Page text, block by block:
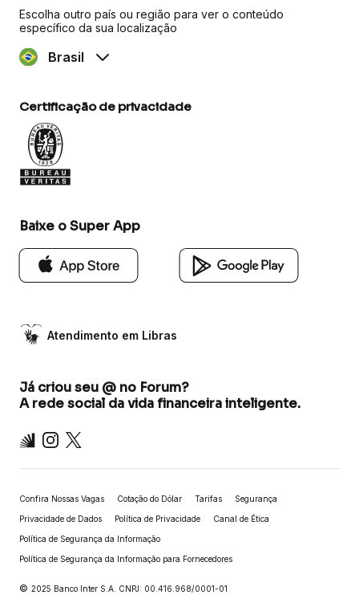
Escolha outro país ou região para ver o conteúdo
específico da sua localização
Brasil
Certificação de privacidade
Baixe o Super App
Atendimento em Libras
Já criou seu @ no Forum?
A rede social da vida financeira inteligente.
Inter Instagram
X
Confira Nossas Vagas Cotação do Dólar Tarifas Segurança
Privacidade de Dados Política de Privacidade Canal de Ética
Política de Segurança da Informação
Política de Segurança da Informação para Fornecedores
© 2025 Banco Inter S.A. CNPJ: 00.416.968/0001-01